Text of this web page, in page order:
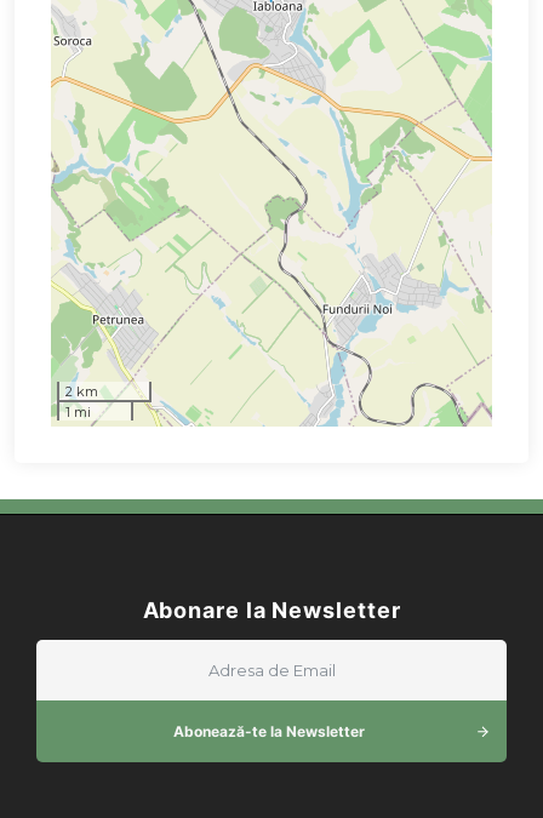
2 km
1 mi
Abonare la Newsletter
Abonează-te la Newsletter